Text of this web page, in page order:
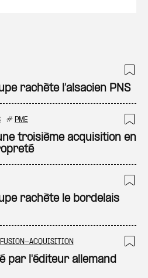
rachète l’alsacien PNS
# PME
troisième acquisition en
rachète le bordelais
FUSION-ACQUISITION
par l'éditeur allemand